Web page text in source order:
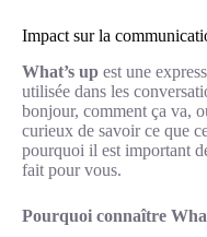
Impact sur la
What’s up est une
utilisée dans les
bonjour, comment ça va,
curieux de savoir ce que
pourquoi il est important
fait pour vous.
Pourquoi connaître